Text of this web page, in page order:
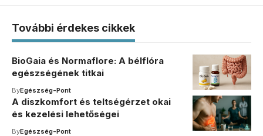
További érdekes cikkek
BioGaia és Normaflore: A bélflóra
egészségének titkai
ByEgészség-Pont
A diszkomfort és teltségérzet okai
és kezelési lehetőségei
ByEgészség-Pont